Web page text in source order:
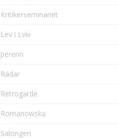
Kritikerseminariet
Lev i Lviv
perenn
Radar
Retrogarde
Romanowska
Salongen